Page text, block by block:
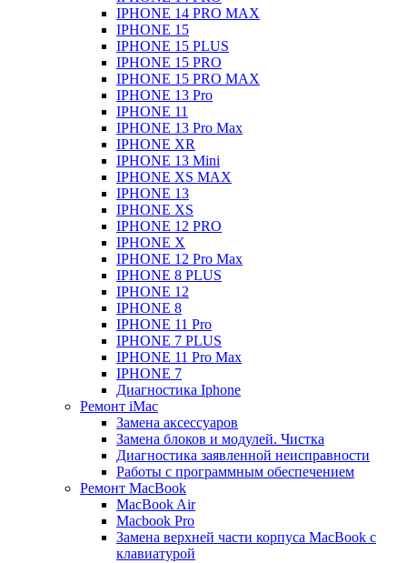
IPHONE 14 PRO MAX
IPHONE 15
IPHONE 15 PLUS
IPHONE 15 PRO
IPHONE 15 PRO MAX
IPHONE 13 Pro
IPHONE 11
IPHONE 13 Pro Max
IPHONE XR
IPHONE 13 Mini
IPHONE XS MAX
IPHONE 13
IPHONE XS
IPHONE 12 PRO
IPHONE X
IPHONE 12 Pro Max
IPHONE 8 PLUS
IPHONE 12
IPHONE 8
IPHONE 11 Pro
IPHONE 7 PLUS
IPHONE 11 Pro Max
IPHONE 7
Диагностика Iphone
Ремонт iMac
Замена аксессуаров
Замена блоков и модулей. Чистка
Диагностика заявленной неисправности
Работы с программным обеспечением
Ремонт MacBook
MacBook Air
Macbook Pro
Замена верхней части корпуса MacBook с
клавиатурой